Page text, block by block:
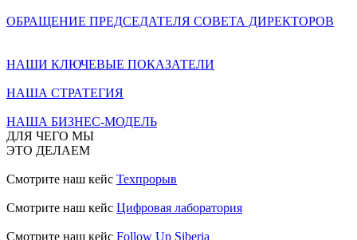
ОБРАЩЕНИЕ ПРЕДСЕДАТЕЛЯ СОВЕТА ДИРЕКТОРОВ
НАШИ КЛЮЧЕВЫЕ ПОКАЗАТЕЛИ
НАША СТРАТЕГИЯ
НАША БИЗНЕС-МОДЕЛЬ
ДЛЯ ЧЕГО МЫ
ЭТО ДЕЛАЕМ
Смотрите наш кейс Техпрорыв
Смотрите наш кейс Цифровая лаборатория
Смотрите наш кейс Follow Up Siberia